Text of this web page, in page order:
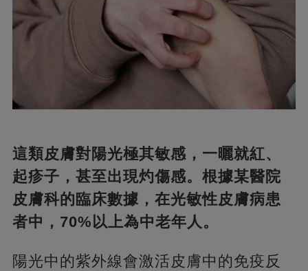
這類皮膚對陽光極其敏感，一曬就紅、
起疹子，甚至出現灼傷感。根據某醫院
皮膚科的臨床數據，在光敏性皮膚病患
者中，70%以上為中老年人。
陽光中的紫外線會激活皮膚中的免疫反